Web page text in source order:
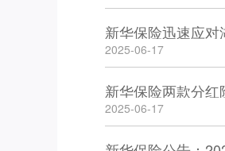
新华保险迅速应
2025-06-17
新华保险两款分红
2025-06-17